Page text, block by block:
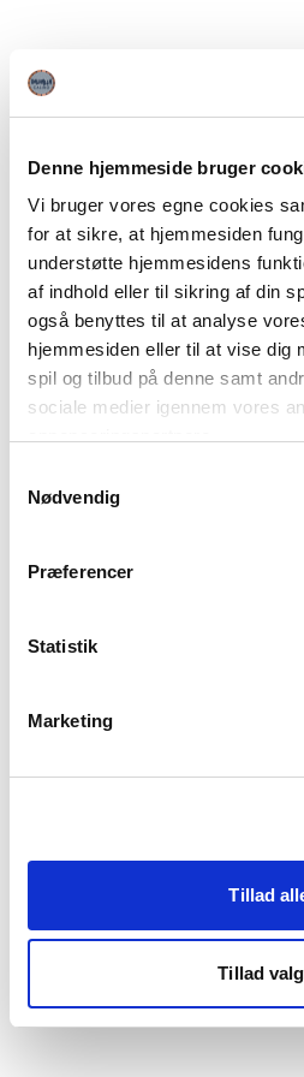
Denne hjemmeside bruger
Vi bruger vores egne cookies
for at sikre, at hjemmesiden
understøtte hjemmesidens
af indhold eller til sikring af din
også benyttes til at analyse
hjemmesiden eller til at vise dig
spil og tilbud på denne samt
sociale medier igennem vores
Du kan læse mere om vores
"Detaljer" eller ved at klikke
Nødvendig
Præferencer
Statistik
Marketing
Tillad
Tillad